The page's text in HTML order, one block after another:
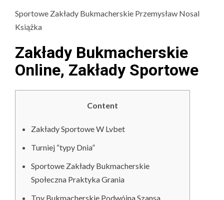
Sportowe Zakłady Bukmacherskie Przemysław Nosal
Książka
Zakłady Bukmacherskie
Online, Zakłady Sportowe
Content
Zakłady Sportowe W Lvbet
Turniej “typy Dnia”
Sportowe Zakłady Bukmacherskie
Społeczna Praktyka Grania
Tpy Bukmacherskie Podwójna Szansa